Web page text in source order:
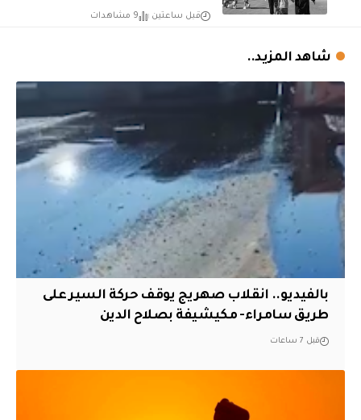
قبل ساعتين 9 مشاهدات
شاهد المزيد..
بالفيديو.. انقلاب صهريج يوقف حركة السير على
طريق سامراء- مكيشيفة بصلاح الدين
قبل 7 ساعات